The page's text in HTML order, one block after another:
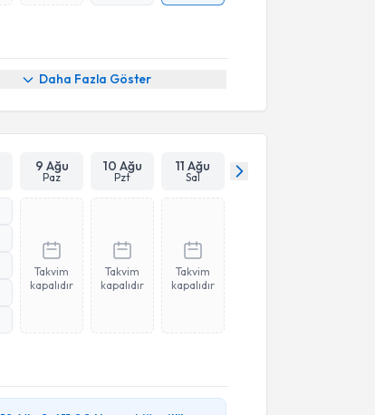
Daha Fazla Göster
9 Ağu
Paz
10 Ağu
Pzt
11 Ağu
Sal
Takvim
kapalıdır
Takvim
kapalıdır
Takvim
kapalıdır